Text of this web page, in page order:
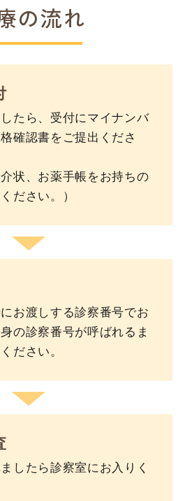
の流れ
たら、受付にマイナンバ
確認書をご提出くださ
介状、お薬手帳をお持ちの
ださい。）
お渡しする診察番号でお
の診察番号が呼ばれるま
ださい。
したら診察室にお入りく